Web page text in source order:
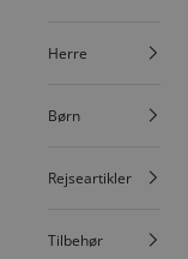
Herre
Børn
Rejseartikler
Tilbehør